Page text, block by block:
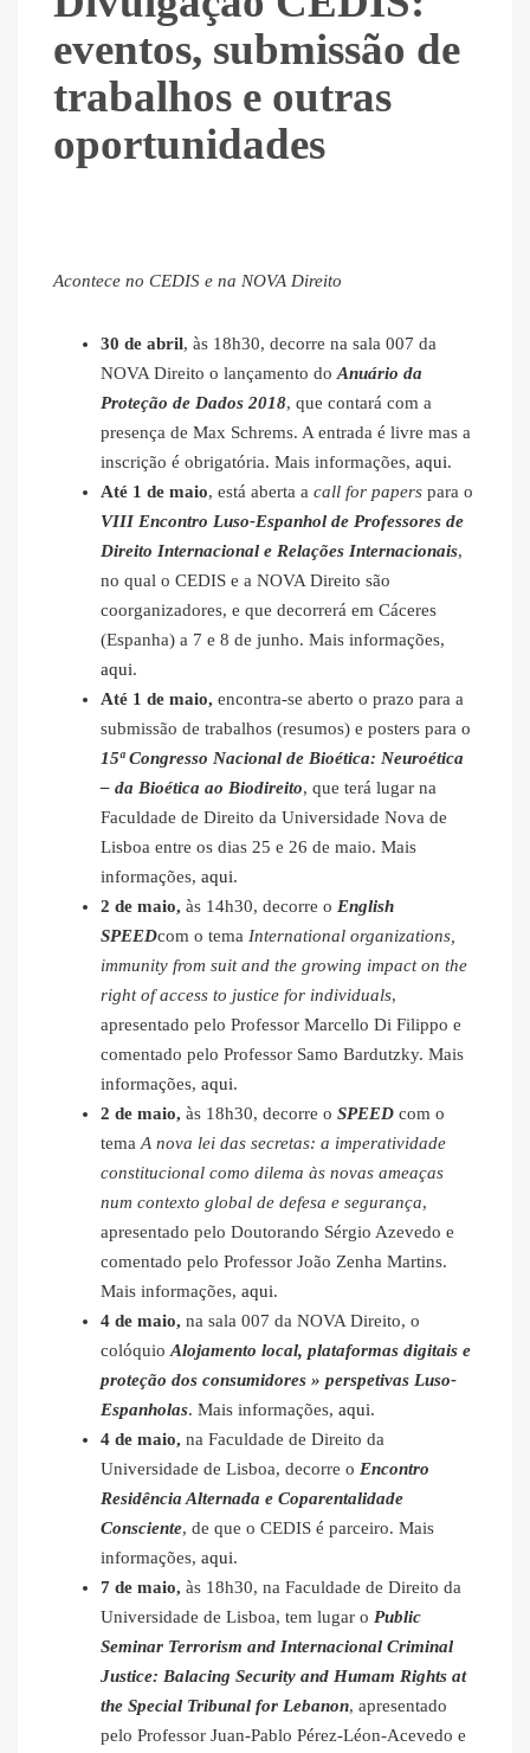
eventos, submissão de
trabalhos e outras
oportunidades
Acontece no CEDIS e na NOVA Direito
30 de abril, às 18h30, decorre na sala 007 da
NOVA Direito o lançamento doAnuário da
Proteção de Dados 2018, que contará com a
presença de Max Schrems. A entrada é livre mas a
inscrição é obrigatória. Mais informações, aqui.
Até 1 de maio, está aberta a call for papers para o
VIII Encontro Luso-Espanhol de Professores de
Direito Internacional e Relações Internacionais,
no qual o CEDIS e a NOVA Direito são
coorganizadores, e que decorrerá em Cáceres
(Espanha) a 7 e 8 de junho. Mais informações,
aqui.
Até 1 de maio, encontra-se aberto o prazo para a
submissão de trabalhos (resumos) e posters para o
15ª Congresso Nacional de Bioética: Neuroética
– da Bioética ao Biodireito, que terá lugar na
Faculdade de Direito da Universidade Nova de
Lisboa entre os dias 25 e 26 de maio. Mais
informações, aqui.
2 de maio, às 14h30, decorre o English
SPEEDcom o tema International organizations,
immunity from suit and the growing impact on the
right of access to justice for individuals,
apresentado pelo Professor Marcello Di Filippo e
comentado pelo Professor Samo Bardutzky. Mais
informações, aqui.
2 de maio, às 18h30, decorre o SPEED com o
temaA nova lei das secretas: a imperatividade
constitucional como dilema às novas ameaças
num contexto global de defesa e segurança,
apresentado pelo Doutorando Sérgio Azevedo e
comentado pelo Professor João Zenha Martins.
Mais informações, aqui.
4 de maio, na sala 007 da NOVA Direito, o
colóquioAlojamento local, plataformas digitais e
proteção dos consumidores » perspetivas Luso-
Espanholas. Mais informações, aqui.
4 de maio, na Faculdade de Direito da
Universidade de Lisboa, decorre o Encontro
Residência Alternada e Coparentalidade
Consciente, de que o CEDIS é parceiro. Mais
informações, aqui.
7 de maio, às 18h30, na Faculdade de Direito da
Universidade de Lisboa, tem lugar o Public
Seminar Terrorism and Internacional Criminal
Justice: Balacing Security and Humam Rights at
the Special Tribunal for Lebanon, apresentado
pelo Professor Juan-Pablo Pérez-Léon-Acevedo e